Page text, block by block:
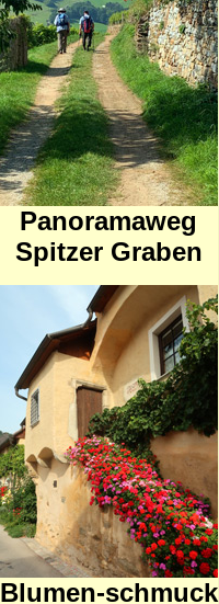
Panoramaweg
Spitzer Graben
Blumen-schmuck